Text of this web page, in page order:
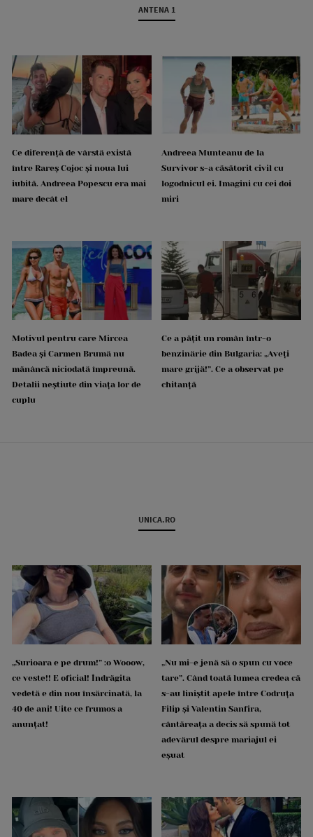
ANTENA 1
Ce diferență de vârstă există
între Rareș Cojoc și noua lui
iubită. Andreea Popescu era mai
mare decât el
Andreea Munteanu de la
Survivor s-a căsătorit civil cu
logodnicul ei. Imagini cu cei doi
miri
Motivul pentru care Mircea
Badea și Carmen Brumă nu
mănâncă niciodată împreună.
Detalii neștiute din viața lor de
cuplu
Ce a pățit un român într-o
benzinărie din Bulgaria: „Aveți
mare grijă!”. Ce a observat pe
chitanță
UNICA.RO
„Surioara e pe drum!” :o Wooow,
ce veste!! E oficial! Îndrăgita
vedetă e din nou însărcinată, la
40 de ani! Uite ce frumos a
anunțat!
„Nu mi-e jenă să o spun cu voce
tare”. Când toată lumea credea că
s-au liniștit apele între Codruța
Filip și Valentin Sanfira,
cântăreața a decis să spună tot
adevărul despre mariajul ei
eșuat